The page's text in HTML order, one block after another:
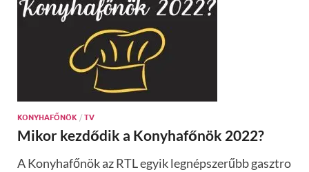
KONYHAFŐNÖK / TV
Mikor kezdődik a Konyhafőnök 2022?
A Konyhafőnök az RTL egyik legnépszerűbb gasztro